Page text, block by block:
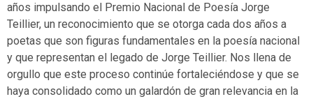
años impulsando el Premio Nacional de Poesía Jorge
Teillier, un reconocimiento que se otorga cada dos años a
poetas que son figuras fundamentales en la poesía nacional
y que representan el legado de Jorge Teillier. Nos llena de
orgullo que este proceso continúe fortaleciéndose y que se
haya consolidado como un galardón de gran relevancia en la